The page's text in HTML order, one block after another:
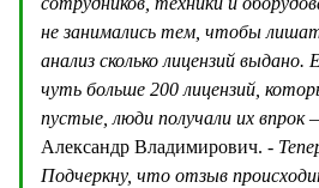
не занимались тем, чтобы
анализ сколько лицензий
чуть больше 200 лицензий,
пустые, люди получали их впрок
Александр Владимирович. -
Подчеркну, что отзыв